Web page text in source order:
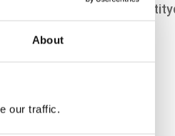
About
our traffic.
positiv